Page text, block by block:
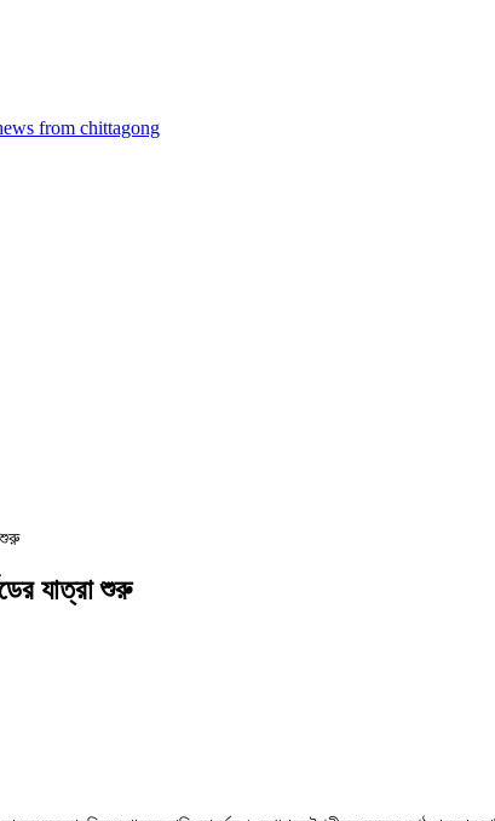
from chittagong
শুরু
যাত্রা শুরু